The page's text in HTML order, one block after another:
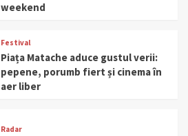
weekend
Festival
Piața Matache aduce gustul verii:
pepene, porumb fiert și cinema în
aer liber
Radar